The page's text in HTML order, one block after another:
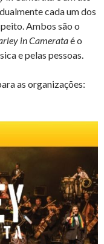
cada um dos
Ambos são o
in Camerataé o
e pelas pessoas.
as organizações: